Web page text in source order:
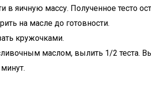
в яичную массу. Полученное тесто
на масле до готовности.
кружочками.
маслом, вылить 1/2 теста.